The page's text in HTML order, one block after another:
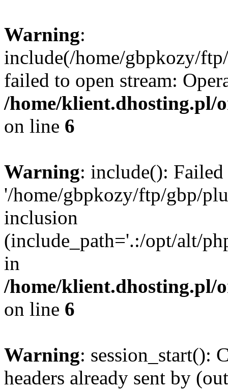
Warning:
include(/home/gbpkozy/
failed to open stream:
/home/
on line 6
Warning: include():
'/home/gbpkozy/ftp/gbp/
inclusion
(include_path='.:/opt/alt/
in
/home/
on line 6
Warning: session_start():
headers already sent by